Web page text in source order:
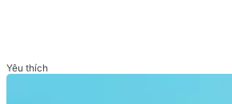
Yêu thích